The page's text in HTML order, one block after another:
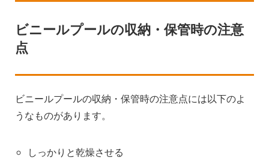
ビニールプールの収納・保管時の注意
点
ビニールプールの収納・保管時の注意点には以下のよ
うなものがあります。
しっかりと乾燥させる